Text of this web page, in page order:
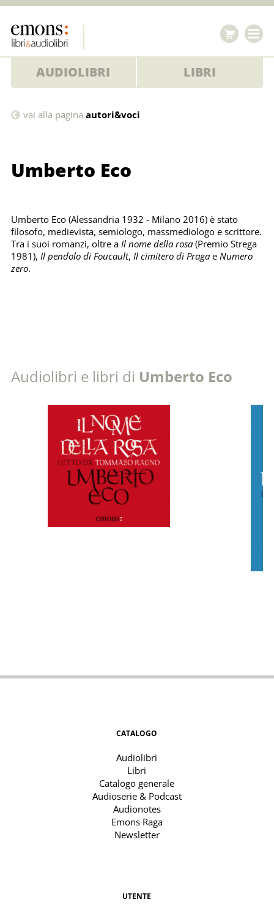
AUDIOLIBRI LIBRI
Umberto
vai alla pagina autori&voci
Umberto Eco
Umberto Eco (Alessandria 1932 - Milano 2016) è stato
filosofo, medievista, semiologo, massmediologo e scrittore.
Tra i suoi romanzi, oltre a Il nome della rosa(Premio Strega
1981), Il pendolo di Foucault, Il cimitero di Pragae Numero
zero.
Audiolibri e libri di Umberto Eco
CATALOGO
Audiolibri
Libri
Catalogo generale
Audioserie & Podcast
Audionotes
Emons Raga
Newsletter
UTENTE